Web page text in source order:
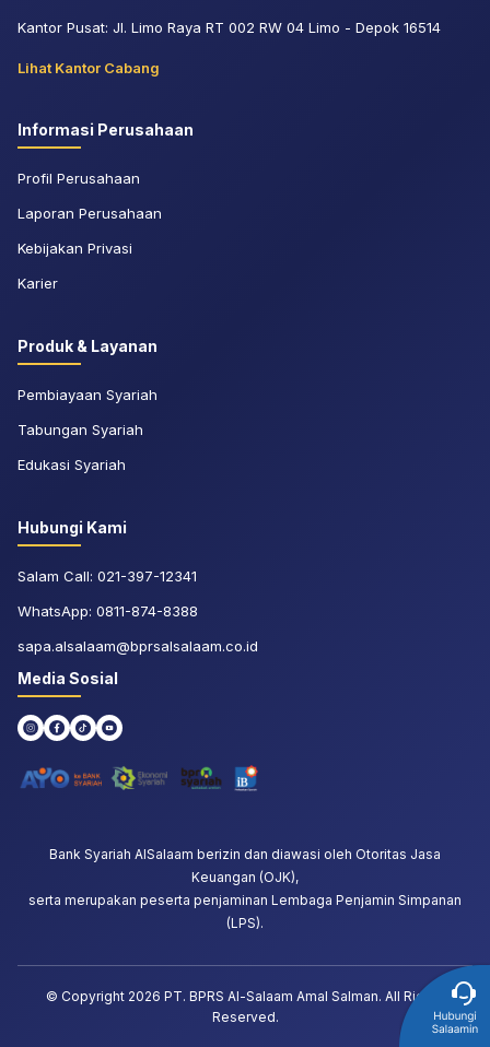
Kantor Pusat: Jl. Limo Raya RT 002 RW 04 Limo - Depok 16514
Lihat Kantor Cabang
Informasi Perusahaan
Profil Perusahaan
Laporan Perusahaan
Kebijakan Privasi
Karier
Produk & Layanan
Pembiayaan Syariah
Tabungan Syariah
Edukasi Syariah
Hubungi Kami
Salam Call: 021-397-12341
WhatsApp: 0811-874-8388
sapa.alsalaam@bprsalsalaam.co.id
Media Sosial
Bank Syariah AlSalaam berizin dan diawasi oleh Otoritas Jasa
Keuangan (OJK),
serta merupakan peserta penjaminan Lembaga Penjamin Simpanan
(LPS).
© Copyright 2026 PT. BPRS Al-Salaam Amal Salman. All Rights
Reserved.